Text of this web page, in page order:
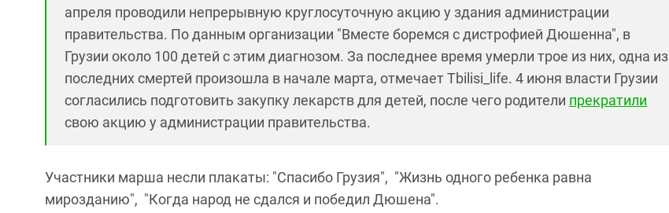
апреля проводили непрерывную круглосуточную акцию у здания администрации
правительства. По данным организации "Вместе боремся с дистрофией Дюшенна", в
Грузии около 100 детей с этим диагнозом. За последнее время умерли трое из них, одна из
последних смертей произошла в начале марта, отмечает Tbilisi_life. 4 июня власти Грузии
согласились подготовить закупку лекарств для детей, после чего родители прекратили
свою акцию у администрации правительства.
Участники марша несли плакаты: "Спасибо Грузия", "Жизнь одного ребенка равна
мирозданию", "Когда народ не сдался и победил Дюшена".